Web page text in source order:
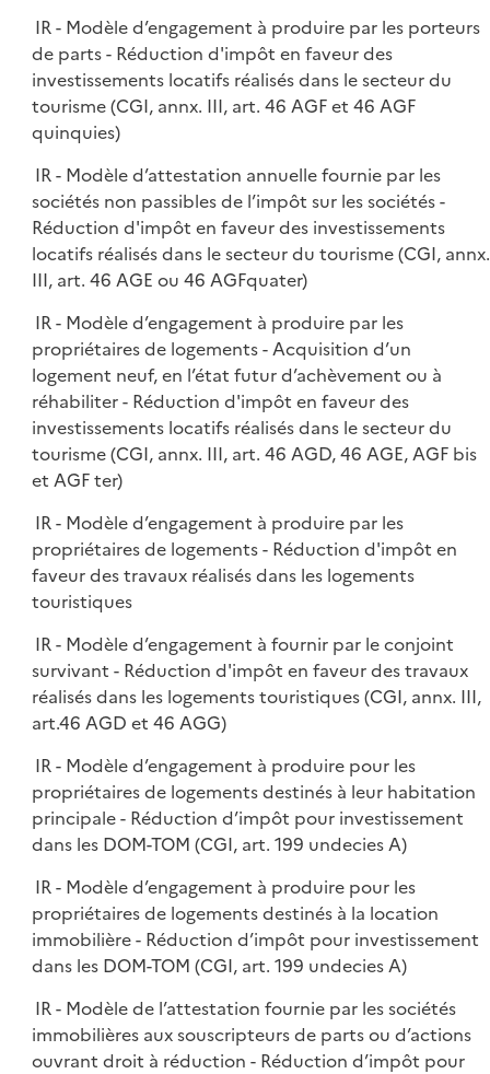
IR - Modèle d’engagement à produire par les porteurs
de parts - Réduction d'impôt en faveur des
investissements locatifs réalisés dans le secteur du
tourisme (CGI, annx. III, art. 46 AGF et 46 AGF
quinquies)
IR - Modèle d’attestation annuelle fournie par les
sociétés non passibles de l’impôt sur les sociétés -
Réduction d'impôt en faveur des investissements
locatifs réalisés dans le secteur du tourisme (CGI, annx.
III, art. 46 AGE ou 46 AGFquater)
IR - Modèle d’engagement à produire par les
propriétaires de logements - Acquisition d’un
logement neuf, en l’état futur d’achèvement ou à
réhabiliter - Réduction d'impôt en faveur des
investissements locatifs réalisés dans le secteur du
tourisme (CGI, annx. III, art. 46 AGD, 46 AGE, AGF bis
et AGF ter)
IR - Modèle d’engagement à produire par les
propriétaires de logements - Réduction d'impôt en
faveur des travaux réalisés dans les logements
touristiques
IR - Modèle d’engagement à fournir par le conjoint
survivant - Réduction d'impôt en faveur des travaux
réalisés dans les logements touristiques (CGI, annx. III,
art.46 AGD et 46 AGG)
IR - Modèle d’engagement à produire pour les
propriétaires de logements destinés à leur habitation
principale - Réduction d’impôt pour investissement
dans les DOM-TOM (CGI, art. 199 undecies A)
IR - Modèle d’engagement à produire pour les
propriétaires de logements destinés à la location
immobilière - Réduction d’impôt pour investissement
dans les DOM-TOM (CGI, art. 199 undecies A)
IR - Modèle de l’attestation fournie par les sociétés
immobilières aux souscripteurs de parts ou d’actions
ouvrant droit à réduction - Réduction d’impôt pour